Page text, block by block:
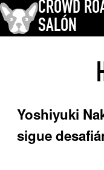
CROWD
SALÓN
PALABRA CLAVE
Yoshiyuki
sigue